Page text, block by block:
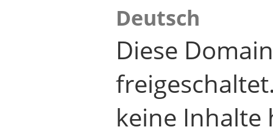
Deutsch
Diese
keine Inhalte